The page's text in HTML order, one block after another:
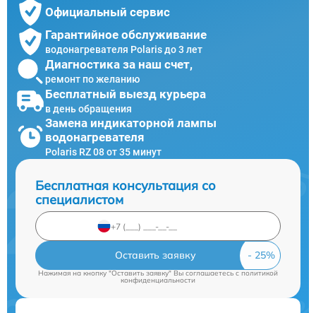
Официальный сервис
Гарантийное обслуживание
водонагревателя Polaris до 3 лет
Диагностика за наш счет,
ремонт по желанию
Бесплатный выезд курьера
в день обращения
Замена индикаторной лампы
водонагревателя
Polaris RZ 08 от 35 минут
Бесплатная консультация со
специалистом
Оставить заявку
Нажимая на кнопку "Оставить заявку" Вы соглашаетесь cполитикой
конфиденциальности